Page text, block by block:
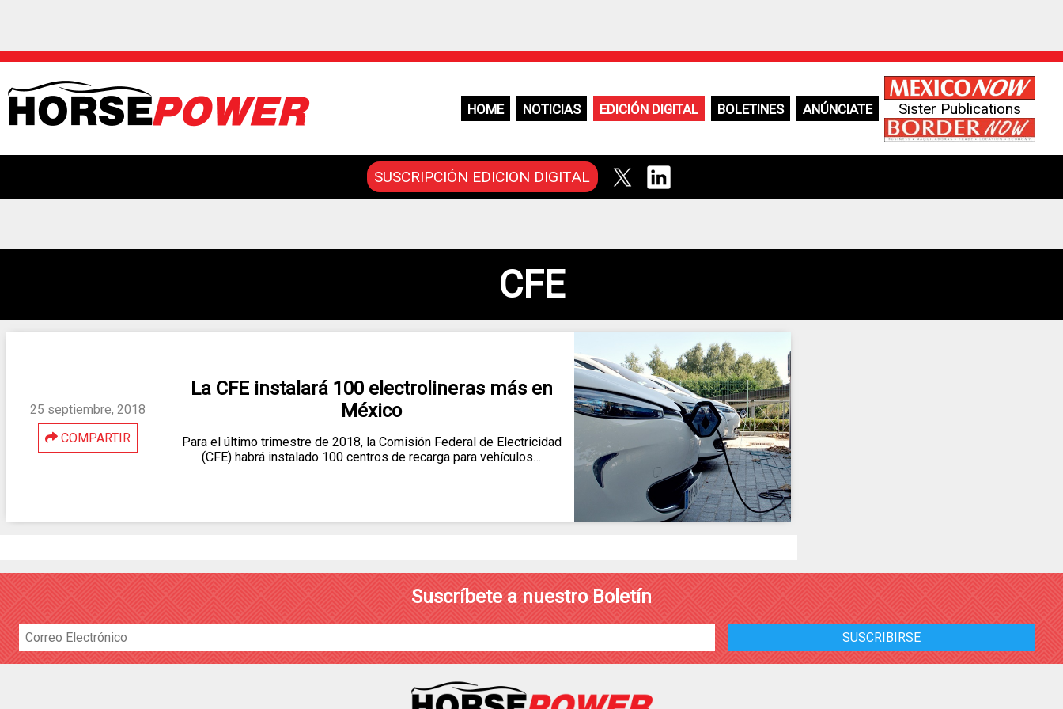
HOME NOTICIAS EDICIÓN DIGITAL BOLETINES ANÚNCIATE Sister Publications
SUSCRIPCIÓN EDICION DIGITAL
CFE
25 septiembre, 2018
COMPARTIR
La CFE instalará 100 electrolineras más en
México
Para el último trimestre de 2018, la Comisión Federal de Electricidad
(CFE) habrá instalado 100 centros de recarga para vehículos…
Suscríbete a nuestro Boletín